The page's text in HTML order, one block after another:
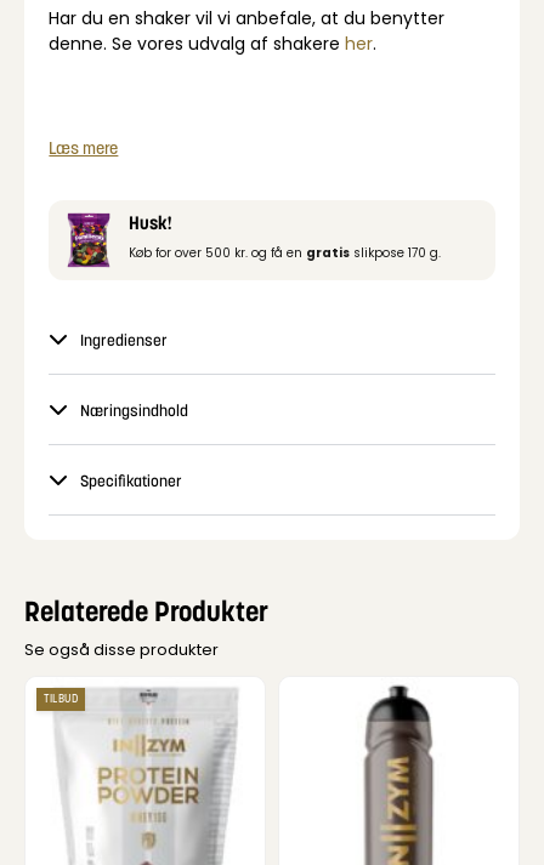
Har du en shaker vil vi anbefale, at du benytter
denne. Se vores udvalg af shakereher.
Læs mere
Husk!
Køb for over 500 kr. og få en gratis slikpose 170 g.
Ingredienser
Næringsindhold
Specifikationer
Relaterede Produkter
Se også disse produkter
TILBUD